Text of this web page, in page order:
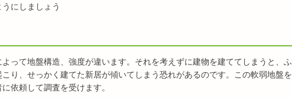
にしましょう
って地盤構造、強度が違います。それを考えずに建物を建ててしまうと、ふ
り、せっかく建てた新居が傾いてしまう恐れがあるのです。この軟弱地盤を
依頼して調査を受けます。